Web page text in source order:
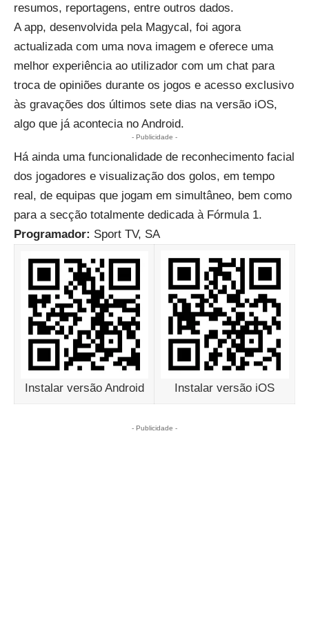
resumos, reportagens, entre outros dados.
A app, desenvolvida pela Magycal, foi agora
actualizada com uma nova imagem e oferece uma
melhor experiência ao utilizador com um chat para
troca de opiniões durante os jogos e acesso exclusivo
às gravações dos últimos sete dias na versão iOS,
algo que já acontecia no Android.
- Publicidade -
Há ainda uma funcionalidade de reconhecimento facial
dos jogadores e visualização dos golos, em tempo
real, de equipas que jogam em simultâneo, bem como
para a secção totalmente dedicada à Fórmula 1.
Programador: Sport TV, SA
Instalar versão Android Instalar versão iOS
- Publicidade -